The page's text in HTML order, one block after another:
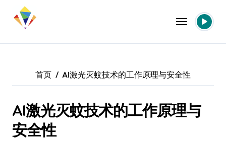
首页 AI激光灭蚊技术的工作原理与安全性
AI激光灭蚊技术的工作原理与
安全性